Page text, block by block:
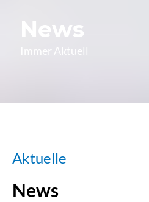
News
Immer Aktuell
Aktuelle
News